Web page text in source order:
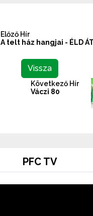
Előző Hír
A telt ház hangjai - ÉLD
Vissza
Következő Hír
Váczi 80
PFC TV